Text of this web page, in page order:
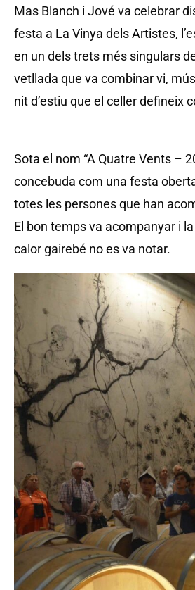
Mas Blanch i Jové va celebrar
festa a La Vinya dels Artistes,
en un dels trets més singulars
vetllada que va combinar vi,
nit d’estiu que el celler defineix
Sota el nom “A Quatre Vents –
concebuda com una festa
totes les persones que han
El bon temps va acompanyar i
calor gairebé no es va notar.